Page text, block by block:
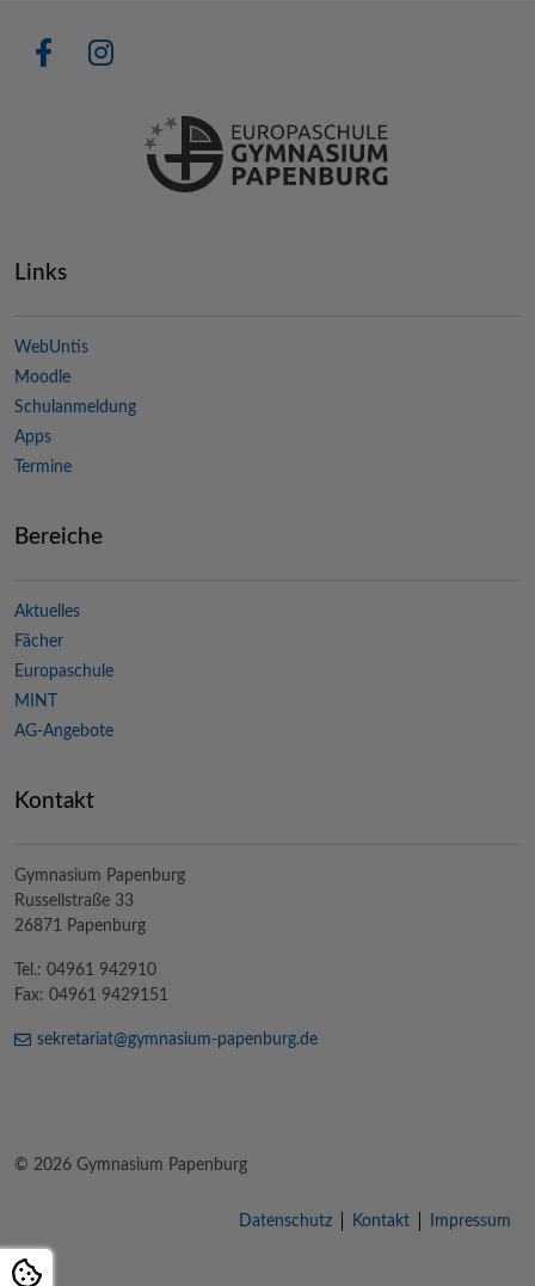
Links
WebUntis
Moodle
Schulanmeldung
Apps
Termine
Bereiche
Aktuelles
Fächer
Europaschule
MINT
AG-Angebote
Kontakt
Gymnasium Papenburg
Russellstraße 33
26871 Papenburg
Tel.: 04961 942910
Fax: 04961 9429151
sekretariat@gymnasium-papenburg.de
© 2026 Gymnasium Papenburg
Datenschutz Kontakt Impressum